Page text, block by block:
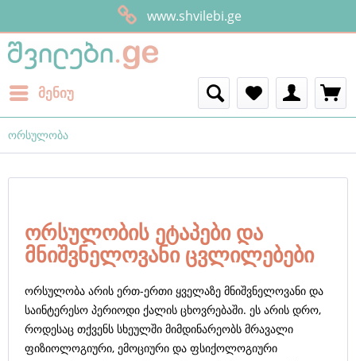
www.shvilebi.ge
მენიუ
ორსულობა
ორსულობის ეტაპები და
მნიშვნელოვანი ცვლილებები
ორსულობა არის ერთ-ერთი ყველაზე მნიშვნელოვანი და
საინტერესო პერიოდი ქალის ცხოვრებაში. ეს არის დრო,
როდესაც თქვენს სხეულში მიმდინარეობს მრავალი
ფიზიოლოგიური, ემოციური და ფსიქოლოგიური